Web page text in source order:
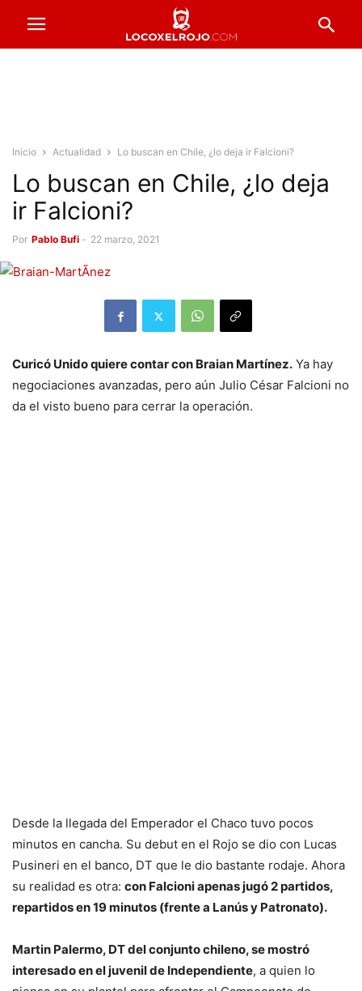
Inicio Actualidad Lo buscan en Chile, ¿lo deja ir Falcioni?
Lo buscan en Chile, ¿lo deja
ir Falcioni?
Por Pablo Bufi - 22 marzo, 2021
Curicó Unido quiere contar con Braian Martínez. Ya hay
negociaciones avanzadas, pero aún Julio César Falcioni no
da el visto bueno para cerrar la operación.
Desde la llegada del Emperador el Chaco tuvo pocos
minutos en cancha. Su debut en el Rojo se dio con Lucas
Pusineri en el banco, DT que le dio bastante rodaje. Ahora
su realidad es otra: con Falcioni apenas jugó 2 partidos,
repartidos en 19 minutos (frente a Lanús y Patronato).
Martin Palermo, DT del conjunto chileno, se mostró
interesado en el juvenil de Independiente, a quien lo